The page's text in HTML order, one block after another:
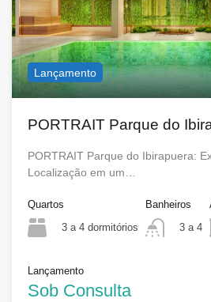
Lançamento
PORTRAIT Parque do
PORTRAIT Parque do Ibirapuera:
Localização em um…
Quartos
3 a 4 dormitórios
Banheiros
3 a 4
Lançamento
Sob Consulta